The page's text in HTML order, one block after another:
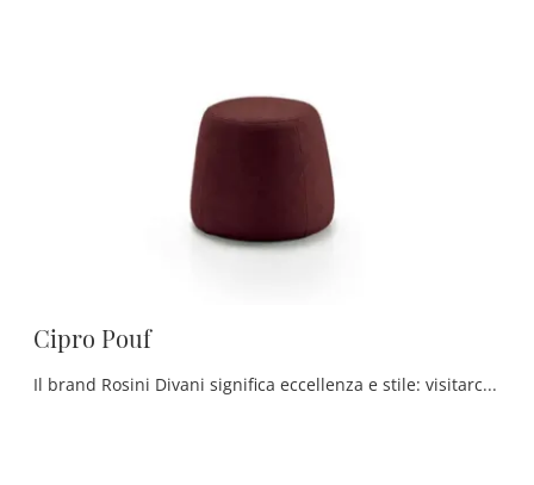
Cipro Pouf
Il brand Rosini Divani significa eccellenza e stile: visitarci vuol dire affidarsi alla pluriennale professionalità e dedizione della firma.